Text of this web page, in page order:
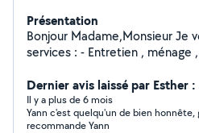
Présentation
Bonjour Madame,Monsieur Je vous propose plusieurs
services : - Entretien , ménage , Maison , locaux -
Évacuation de vos Gravats - Peinture N hésitez pas à me
contacter si besoin .
Dernier avis laissé par Esther
Il y a plus de 6 mois
Yann c'est quelqu'un de bien
recommande Yann